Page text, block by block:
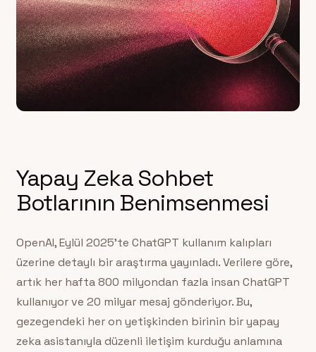
Yapay Zeka Sohbet
Botlarının Benimsenmesi
OpenAI, Eylül 2025’te ChatGPT kullanım kalıpları
üzerine detaylı bir araştırma yayınladı. Verilere göre,
artık her hafta 800 milyondan fazla insan ChatGPT
kullanıyor ve 20 milyar mesaj gönderiyor. Bu,
gezegendeki her on yetişkinden birinin bir yapay
zeka asistanıyla düzenli iletişim kurduğu anlamına